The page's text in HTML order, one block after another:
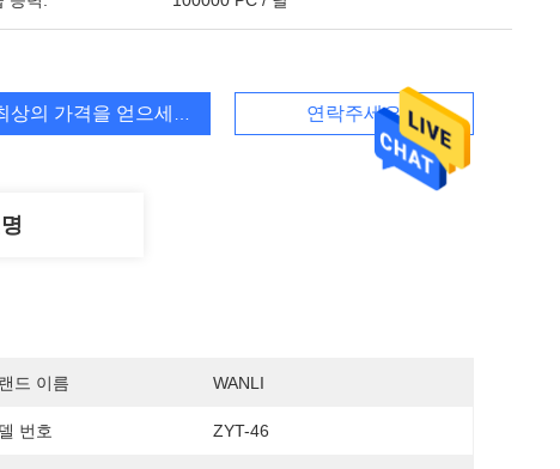
상의 가격을 얻으세요 연락주세요
드 이름 WANLI
번호 ZYT-46